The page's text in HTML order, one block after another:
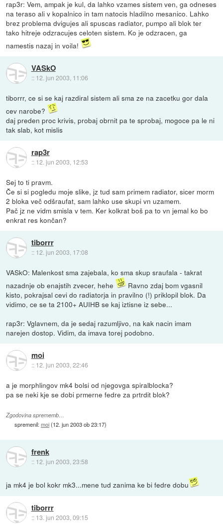
rap3r: Vem, ampak je kul, da lahko vzames sistem ven, ga odneses
na teraso ali v kopalnico in tam natocis hladilno mesanico. Lahko
brez problema dvigujes ali spuscas radiator, pumpo ali blok ter
tako hitreje odzracujes celoten sistem. Ko je odzracen, ga
namestis nazaj in voila!
VASkO
:: 12. jun 2003, 11:06
tiborrr, ce si se kaj razdiral sistem ali sma ze na zacetku gor dala
cev narobe?
daj preden proc krivis, probaj obrnit pa te sprobaj, mogoce pa le ni
tak slab, kot mislis
rap3r
:: 12. jun 2003, 12:53
Sej to ti pravm.
Če si si pogledu moje slike, jz tud sam primem radiator, sicer morm
2 bloka več odšraufat, sam lahko use skupi vn uzamem.
Pač jz ne vidm smisla v tem. Ker kolkrat boš pa to vn jemal ko bo
enkrat res končan?
tiborrr
:: 12. jun 2003, 17:08
VASkO: Malenkost sma zajebala, ko sma skup sraufala - takrat
nazadnje ob enajstih zvecer, hehe
Ravno zdaj bom vgasnil
kisto, pokrajsal cevi do radiatorja in pravilno (!) priklopil blok. Da
vidimo, ce se ta 2100+ AUIHB se kaj iztisne iz sebe...
rap3r: Vglavnem, da je sedaj razumljivo, na kak nacin imam
narejen dostop. Vidim, da imava torej podobno.
moi
:: 12. jun 2003, 22:46
a je morphlingov mk4 bolsi od njegovga spiralblocka?
pa se neki kje se dobi prmerne fedre za prtrdit blok?
Zgodovina sprememb…
spremenil:moi(12. jun 2003 ob 23:17)
frenk
:: 12. jun 2003, 23:58
ja mk4 je bol kokr mk3...mene tud zanima ke bi fedre dobu
tiborrr
:: 13. jun 2003, 09:15